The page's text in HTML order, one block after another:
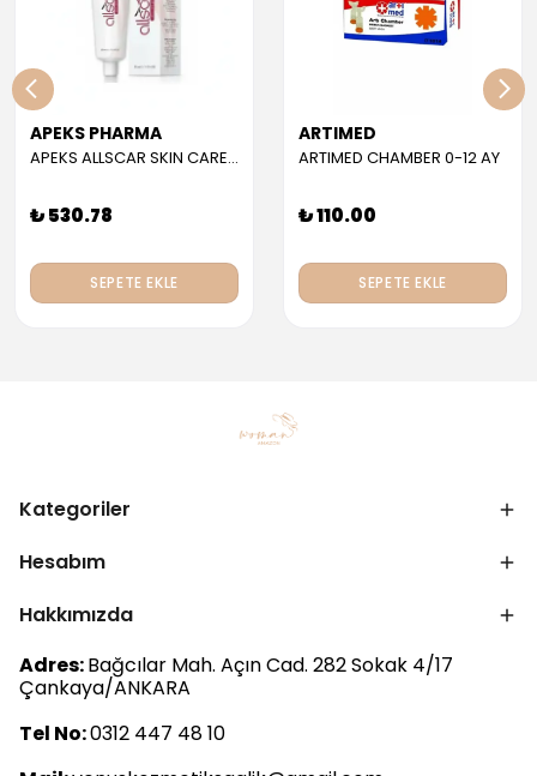
APEKS PHARMA
APEKS ALLSCAR SKIN CARE GEL 30 ML
₺ 530.78
SEPETE EKLE
ARTIMED
ARTIMED CHAMBER 0-12 AY
₺ 110.00
SEPETE EKLE
Kategoriler
Hesabım
Hakkımızda
Adres:Bağcılar Mah. Açın Cad. 282 Sokak 4/17
Çankaya/ANKARA
Tel No:0312 447 48 10